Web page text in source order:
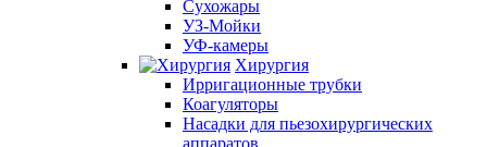
Сухожары
УЗ-Мойки
УФ-камеры
Хирургия
Ирригационные трубки
Коагуляторы
Насадки для пьезохирургических
аппаратов